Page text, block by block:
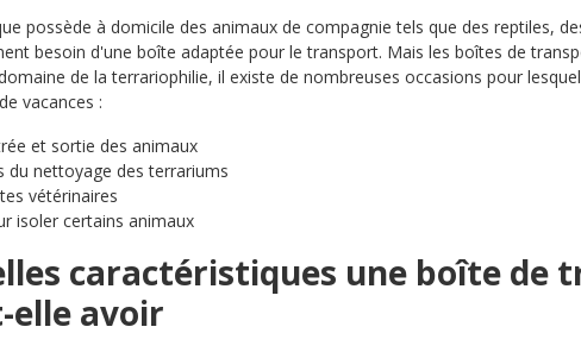
possède à domicile des animaux de compagnie tels que des reptiles,
besoin d'une boîte adaptée pour le transport. Mais les boîtes de
de la terrariophilie, il existe de nombreuses occasions pour
vacances :
et sortie des animaux
du nettoyage des terrariums
vétérinaires
isoler certains animaux
caractéristiques une boîte de
elle avoir